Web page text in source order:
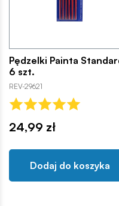
Pędzelki Painta
6 szt.
REV-29621
24,99 zł
Dodaj do koszyka